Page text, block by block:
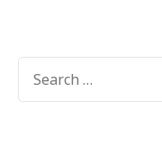
SEARCH
FOR: